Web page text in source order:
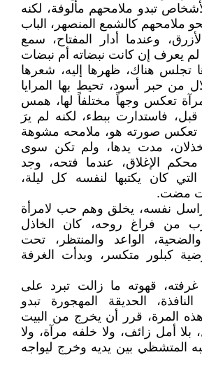
تبدو ملامحهم مألوفة، لكنه
ملامحهم كالشمع المنصهر، الباب
وعندما أدار المفتاح، سمع
يعرف إن كانت نبضاته أم نبضات
تجلس هناك، ظهرها إليه، شعرها
من حبر أسود، تحيط بها المرايا
تعكس وجهاً مختلفاً لها، همس
فاستدارت ببطء، لكنه لم يرَ
تعكس صورته هو، ملامحه مشوهة
مدت يدها، ولم تكن سوى
الإغلاق، عندما فتحه، وجد
كان يكتبها لنفسه كل ليلة،
مضت.
نفسه، يخلق وهم حب لامرأة
من فراغ روحه، كان الخاذل
الواعد والمنتظر، تحت
كبلور متكسر، وبدأت الغرفة
قهوته ما زالت تبرد على
الحديقة المهجورة تبدو
المرة، قرر أن يخرج من البيت
بلا أمل زائف، ولا خلفه مرآة، ولا
المتشظي بين يديه وخرج ليواجه